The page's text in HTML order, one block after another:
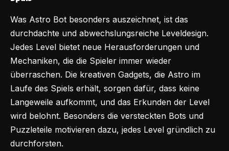
Was Astro Bot besonders auszeichnet, ist das
durchdachte und abwechslungsreiche Leveldesign.
Jedes Level bietet neue Herausforderungen und
Mechaniken, die die Spieler immer wieder
überraschen. Die kreativen Gadgets, die Astro im
Laufe des Spiels erhält, sorgen dafür, dass keine
Langeweile aufkommt, und das Erkunden der Level
wird belohnt. Besonders die versteckten Bots und
Puzzleteile motivieren dazu, jedes Level gründlich zu
durchforsten.